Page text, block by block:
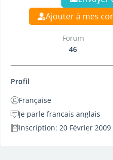
Ajouter à mes
Forum
46
Profil
Française
Je parle francais anglais
Inscription: 20 Février 2009